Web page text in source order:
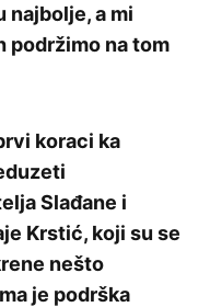
najbolje, a mi
podržimo na tom
koraci ka
Slađane i
Krstić, koji su se
nešto
je podrška